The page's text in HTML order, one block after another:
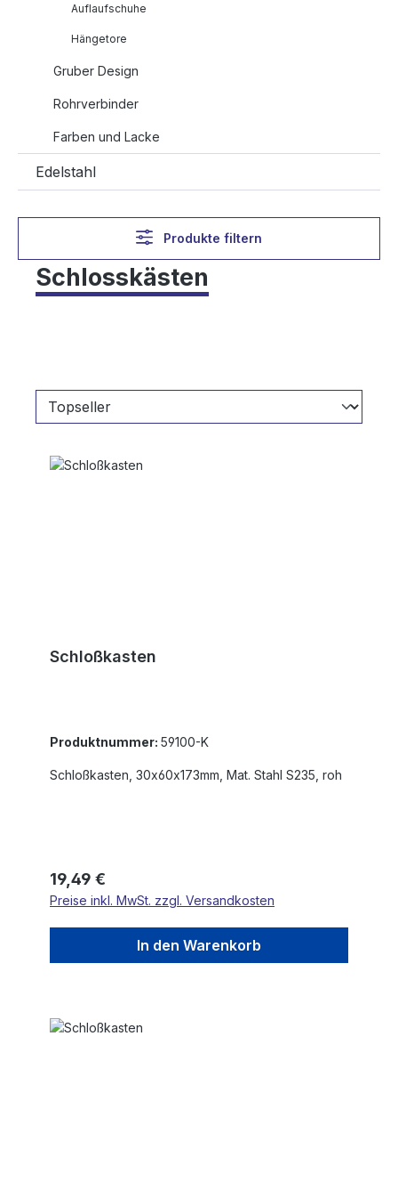
Auflaufschuhe
Hängetore
Gruber Design
Rohrverbinder
Farben und Lacke
Edelstahl
Produkte filtern
Schlosskästen
Schloßkasten
Produktnummer: 59100-K
Schloßkasten, 30x60x173mm, Mat. Stahl S235, roh
Regulärer Preis:
19,49 €
Preise inkl. MwSt. zzgl. Versandkosten
In den Warenkorb